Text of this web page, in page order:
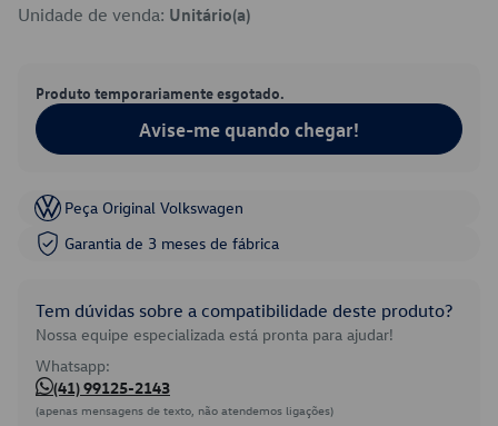
Unidade de venda: Unitário(a)
Produto temporariamente esgotado.
Avise-me quando chegar!
Peça Original Volkswagen
Garantia de 3 meses de fábrica
Tem dúvidas sobre a compatibilidade deste produto?
Nossa equipe especializada está pronta para ajudar!
Whatsapp:
(41) 99125-2143
(apenas mensagens de texto, não atendemos ligações)